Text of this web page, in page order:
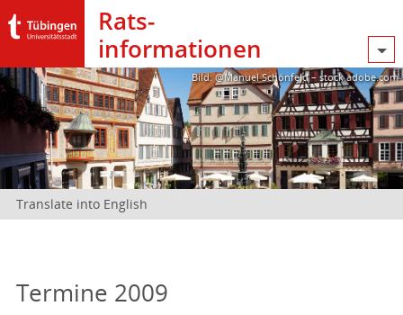
Rats­
informationen
Bild: @Manuel Schönfeld – stock.adobe.com
Translate into English
Termine 2009